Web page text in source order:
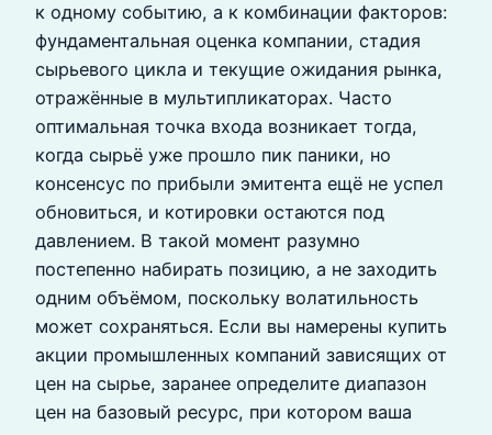
к одному событию, а к комбинации факторов:
фундаментальная оценка компании, стадия
сырьевого цикла и текущие ожидания рынка,
отражённые в мультипликаторах. Часто
оптимальная точка входа возникает тогда,
когда сырьё уже прошло пик паники, но
консенсус по прибыли эмитента ещё не успел
обновиться, и котировки остаются под
давлением. В такой момент разумно
постепенно набирать позицию, а не заходить
одним объёмом, поскольку волатильность
может сохраняться. Если вы намерены купить
акции промышленных компаний зависящих от
цен на сырье, заранее определите диапазон
цен на базовый ресурс, при котором ваша